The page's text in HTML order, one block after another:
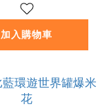
加入購物車